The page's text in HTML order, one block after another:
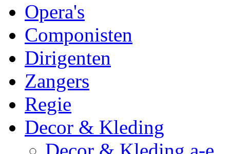
Opera's
Componisten
Dirigenten
Zangers
Regie
Decor & Kleding